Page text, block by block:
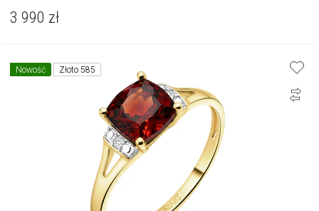
3 990 zł
Nowość Złoto 585